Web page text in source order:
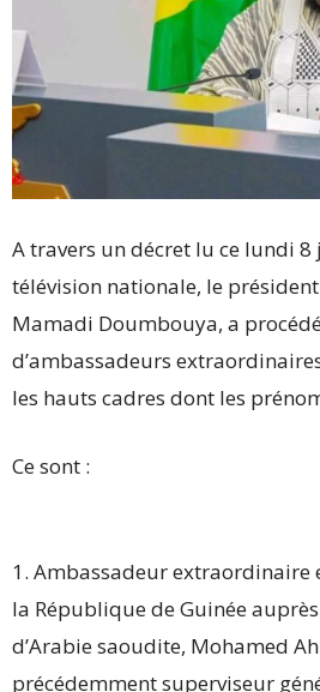
A travers un décret lu ce lundi 8
télévision nationale, le
Mamadi Doumbouya, a
d’ambassadeurs
les hauts cadres dont les
Ce sont :
1. Ambassadeur
la République de Guinée
d’Arabie saoudite, Mohamed
précédemment superviseur